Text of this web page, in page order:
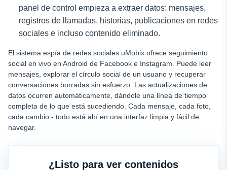
panel de control empieza a extraer datos: mensajes,
registros de llamadas, historias, publicaciones en redes
sociales e incluso contenido eliminado.
El sistema espía de redes sociales uMobix ofrece seguimiento
social en vivo en Android de Facebook e Instagram. Puede leer
mensajes, explorar el círculo social de un usuario y recuperar
conversaciones borradas sin esfuerzo. Las actualizaciones de
datos ocurren automáticamente, dándole una línea de tiempo
completa de lo que está sucediendo. Cada mensaje, cada foto,
cada cambio - todo está ahí en una interfaz limpia y fácil de
navegar.
¿Listo para ver contenidos